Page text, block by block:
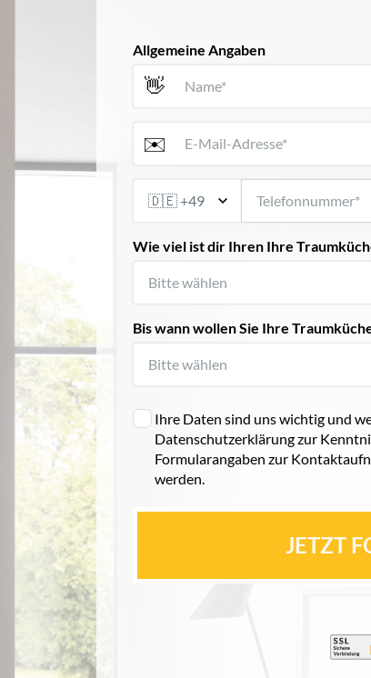
Allgemeine Angaben
👋
✉️
Wie viel ist dir Ihren Ihre
Bis wann wollen Sie Ihre
Ihre Daten sind uns wichtig und
Datenschutzerklärung zur
Formularangaben zur
werden.
JETZT